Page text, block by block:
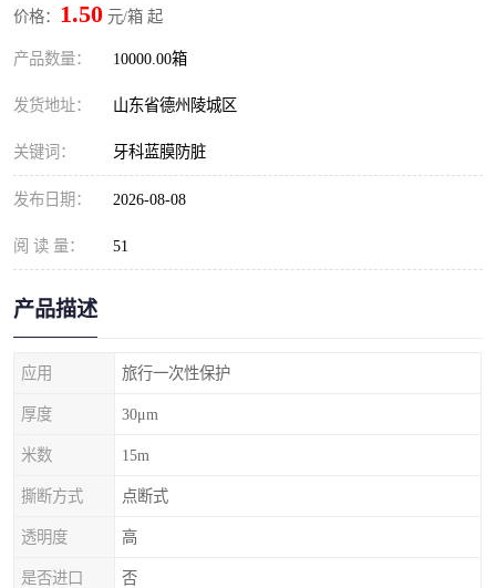
价格： 1.50 元/箱 起
产品数量： 10000.00箱
发货地址： 山东省德州陵城区
关键词： 牙科蓝膜防脏
发布日期： 2026-08-08
阅 读 量： 51
产品描述
应用 旅行一次性保护
厚度 30μm
米数 15m
撕断方式 点断式
透明度 高
是否进口 否